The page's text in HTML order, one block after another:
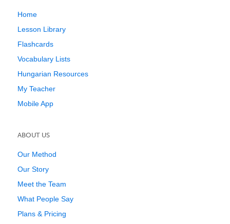
Home
Lesson Library
Flashcards
Vocabulary Lists
Hungarian Resources
My Teacher
Mobile App
ABOUT US
Our Method
Our Story
Meet the Team
What People Say
Plans & Pricing